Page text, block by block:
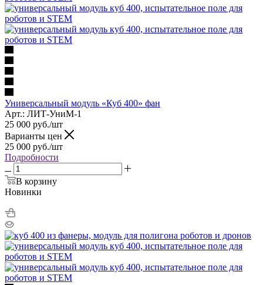
Универсальный модуль «Куб 400» фан
Арт.: ЛИТ-УниМ-1
25 000 руб./шт
Варианты цен
25 000 руб./шт
Подробности
В корзину
Новинки